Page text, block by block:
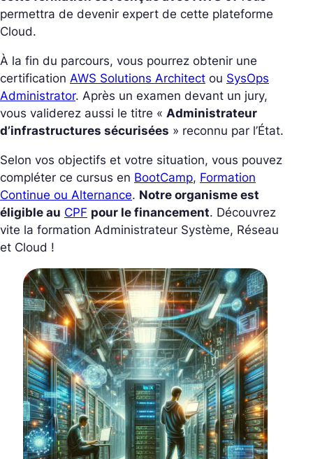
permettra de devenir expert de cette plateforme
Cloud.
À la fin du parcours, vous pourrez obtenir une
certification AWS Solutions Architect ou SysOps
Administrator. Après un examen devant un jury,
vous validerez aussi le titre « Administrateur
d’infrastructures sécurisées » reconnu par l’État.
Selon vos objectifs et votre situation, vous pouvez
compléter ce cursus en BootCamp, Formation
Continue ou Alternance. Notre organisme est
éligible au CPF pour le financement. Découvrez
vite la formation Administrateur Système, Réseau
et Cloud !